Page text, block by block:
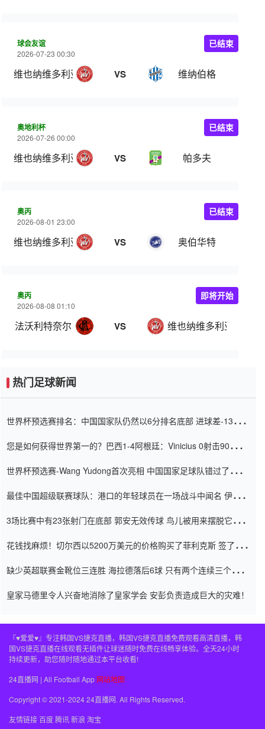
球会友谊
2026-07-23 00:30
维也纳维多利亚 VS 维纳伯格
已结束
奥地利杯
2026-07-26 00:00
维也纳维多利亚 VS 帕多夫
已结束
奥丙
2026-08-01 23:00
维也纳维多利亚 VS 奥伯华特
已结束
奥丙
2026-08-08 01:10
法沃利特奈尔 VS 维也纳维多利亚
即将开始
热门足球新闻
世界杯预选赛排名：中国国家队仍然以6分排名底部 进球差-13令人
您是如何获得世界第一的？巴西1-4阿根廷：Vinicius 0射击90分钟
世界杯预选赛-Wang Yudong首次亮相 中国国家足球队错过了世界
最佳中国超级联赛球队：港口的年轻球员在一场战斗中闻名 伊万放
3场比赛中有23张射门在底部 郭安无效传球 鸟儿被用来摆脱它
花钱找麻烦！切尔西以5200万美元的价格购买了菲利克斯 签了7年
缺少英超联赛金靴位三连胜 海拉德落后6球 只有两个连续三个连续
皇家马德里令人兴奋地消除了皇家学会 安彭负责造成巨大的灾难！
『♥爱爱♥』专注韩国VS捷克直播，韩国VS捷克直播免费观看高清直播，韩
国VS捷克直播在线观看无插件让球迷随时免费在线畅享体验。全天24小时
持续更新，助您随时随地通过本平台收看!
24直播网 | All Football App 网站地图
Copyright © 2021-2024 24直播网. All Rights Reserved.
友情链接百度腾讯新浪 淘宝